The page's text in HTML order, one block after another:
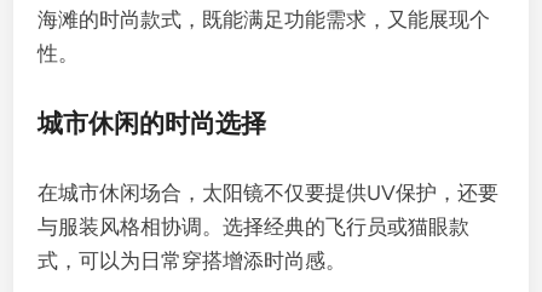
海滩的时尚款式，既能满足功能需求，又能展现个
性。
城市休闲的时尚选择
在城市休闲场合，太阳镜不仅要提供UV保护，还要
与服装风格相协调。选择经典的飞行员或猫眼款
式，可以为日常穿搭增添时尚感。